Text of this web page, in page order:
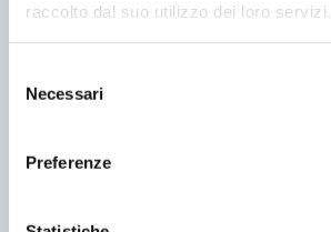
raccolto dal suo utilizzo dei loro servizi.
delNecessari
Preferenze
Preferenze cookies